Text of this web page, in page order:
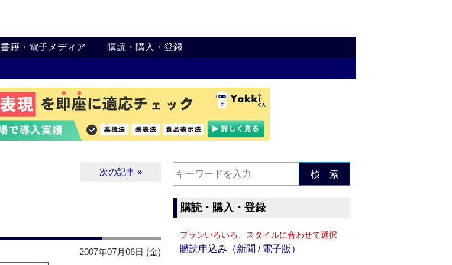
書籍・電子メディア 購読・購入・登録
次の記事 »
2007年07月06日 (金)
検 索
購読・購入・登録
プランいろいろ、スタイルに合わせて選択
購読申込み（新聞 / 電子版）